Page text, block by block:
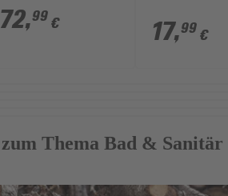
'Focus' mit
Zugstangen-
72,99 € 17,99 €
zum Thema Bad & Sanitär